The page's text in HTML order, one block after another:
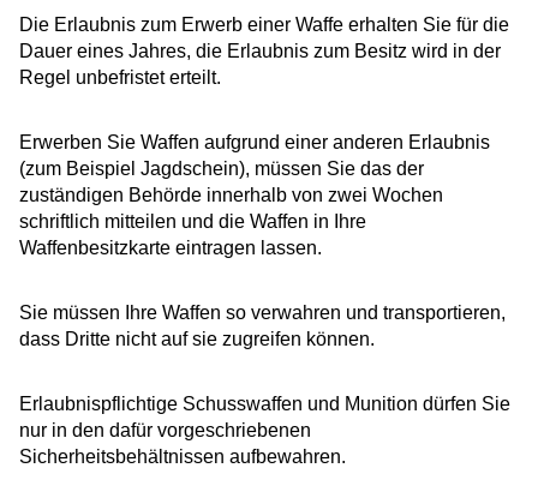
Die Erlaubnis zum Erwerb einer Waffe erhalten Sie für die
Dauer eines Jahres, die Erlaubnis zum Besitz wird in der
Regel unbefristet erteilt.
Erwerben Sie Waffen aufgrund einer anderen Erlaubnis
(zum Beispiel Jagdschein), müssen Sie das der
zuständigen Behörde innerhalb von zwei Wochen
schriftlich mitteilen und die Waffen in Ihre
Waffenbesitzkarte eintragen lassen.
Sie müssen Ihre Waffen so verwahren und transportieren,
dass Dritte nicht auf sie zugreifen können.
Erlaubnispflichtige Schusswaffen und Munition dürfen Sie
nur in den dafür vorgeschriebenen
Sicherheitsbehältnissen aufbewahren.